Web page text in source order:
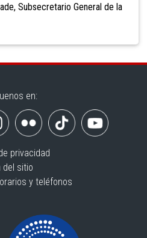
Subsecretario General de la
en:
privacidad
del sitio
y teléfonos